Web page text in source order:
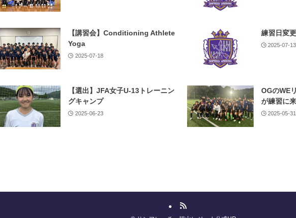
【講習会】Conditioning Athlete
Yoga
2025-07-18
練習日変
2025-07-13
【選出】JFA女子U-13トレーニン
グキャンプ
2025-06-23
OGのWE
が練習に
2025-05-31